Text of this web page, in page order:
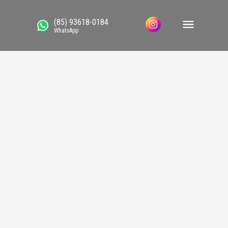
(85) 93618-0184
WhatsApp